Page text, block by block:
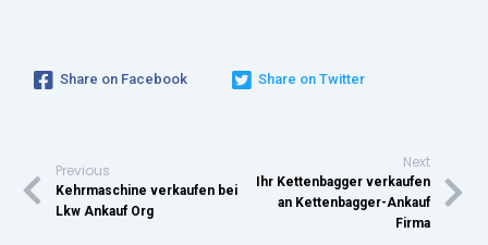
Share on Facebook Share on Twitter
Previous
Kehrmaschine verkaufen bei
Lkw Ankauf Org
Next
Ihr Kettenbagger verkaufen
an Kettenbagger-Ankauf
Firma